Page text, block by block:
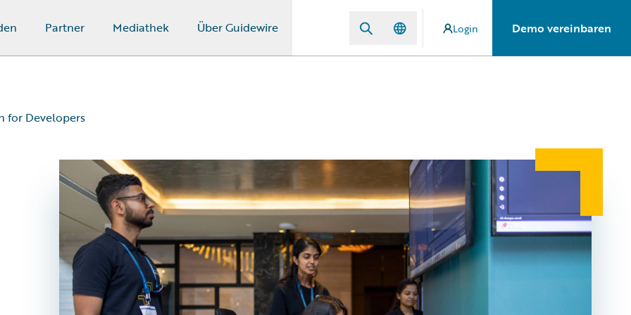
Partner Mediathek Über Guidewire Login Demo vereinbaren
for Developers